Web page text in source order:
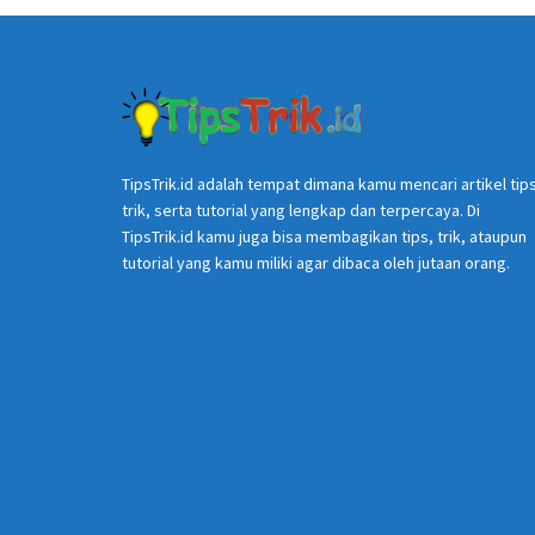
TipsTrik.id adalah tempat dimana kamu mencari artikel
trik, serta tutorial yang lengkap dan terpercaya. Di
TipsTrik.id kamu juga bisa membagikan tips, trik, ataupun
tutorial yang kamu miliki agar dibaca oleh jutaan orang.